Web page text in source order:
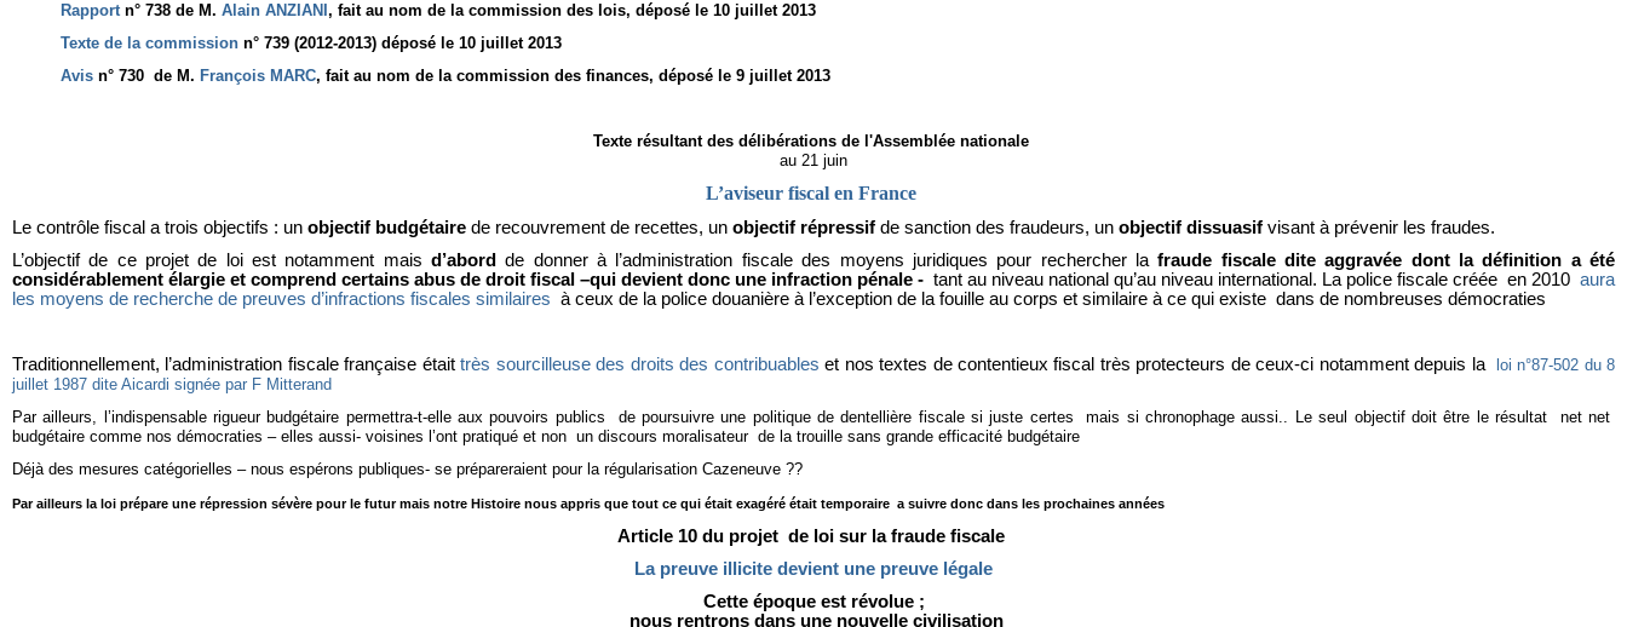
Rapportn° 738 de M. Alain ANZIANI , fait au nom de la commission des lois, déposé le 10 juillet 2013
Texte de la commission n° 739 (2012-2013) déposé le 10 juillet 2013
Avis n° 730 de M. François MARC, fait au nom de la commission des finances, déposé le 9 juillet 2013
Texte résultant des délibérations de l'Assemblée nationale
au 21 juin
L’aviseur fiscal en France
Le contrôle fiscal a trois objectifs : un objectif budgétaire de recouvrement de recettes, un objectif répressif de sanction des fraudeurs, un objectif dissuasif visant à prévenir les fraudes.
L’objectif de ce projet de loi est notamment maisd’abord de donner à l’administration fiscale des moyens juridiques pour rechercher lafraude fiscale dite aggravée dont la définition a été
considérablement élargie et comprend certains abus de droit fiscal –qui devient donc une infraction pénale - tant au niveau national qu’au niveau international. La police fiscale créée en 2010 aura
les moyens de recherche de preuves d’infractions fiscales similaires à ceux de la police douanière à l’exception de la fouille au corps et similaire à ce qui existe dans de nombreuses démocraties
Traditionnellement, l’administration fiscale française étaittrès sourcilleuse des droits des contribuables et nos textes de contentieux fiscal très protecteurs de ceux-ci notamment depuis la
loi n°87-502 du 8
juillet 1987 dite Aicardi signée par F Mitterand
Par ailleurs, l’indispensable rigueur budgétaire permettra-t-elle aux pouvoirs publics de poursuivre une politique de dentellière fiscale si juste certes mais si chronophage aussi.. Le seul objectif doit être le résultat net net
budgétaire comme nos démocraties – elles aussi- voisines l’ont pratiqué et non un discours moralisateur de la trouille sans grande efficacité budgétaire
Déjà des mesures catégorielles – nous espérons publiques- se prépareraient pour la régularisation Cazeneuve ??
Par ailleurs la loi prépare une répression sévère pour le futur mais notre Histoire nous appris que tout ce qui était exagéré était temporaire a suivre donc dans les prochaines années
Article 10 du projet de loi sur la fraude fiscale
La preuve illicite devient une preuve légale
Cette époque est révolue ;
nous rentrons dans une nouvelle civilisation